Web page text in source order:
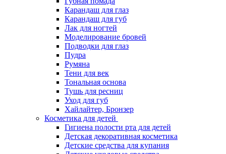
Карандаш для глаз
Карандаш для губ
Лак для ногтей
Моделирование бровей
Подводки для глаз
Пудра
Румяна
Тени для век
Тональная основа
Тушь для ресниц
Уход для губ
Хайлайтер, Бронзер
Косметика для детей
Гигиена полости рта для детей
Детская декоративная косметика
Детские средства для купания